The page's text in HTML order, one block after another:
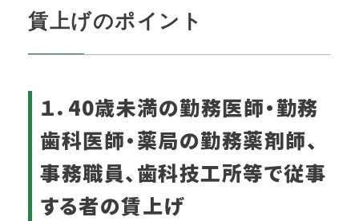
賃上げのポイント
１．40歳未満の勤務医師・勤務
歯科医師・薬局の勤務薬剤師、
事務職員、歯科技工所等で従事
する者の賃上げ